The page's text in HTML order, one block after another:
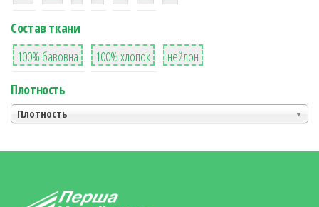
Состав ткани
8
100% бавовна
36
100% хлопок
2
нейлон
Плотность
Плотность